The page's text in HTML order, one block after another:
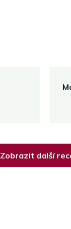
Zobrazit další